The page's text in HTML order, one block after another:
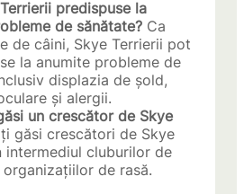
predispuse la
de sănătate? Ca
de câini, Skye Terrierii pot
la anumite probleme de
displazia de șold,
și alergii.
un crescător de Skye
găsi crescători de Skye
intermediul cluburilor de
organizațiilor de rasă.